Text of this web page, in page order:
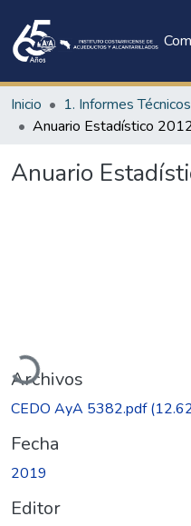
Inicio 1. Informes Técnicos
Anuario
Cargando...
Archivos
CEDO AyA 5382.pdf
Fecha
2019
Editor